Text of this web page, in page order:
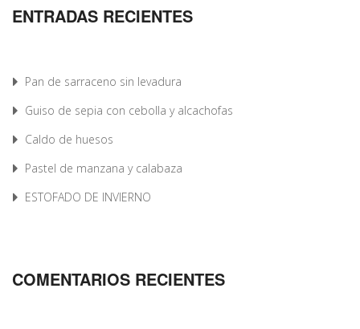
ENTRADAS RECIENTES
Pan de sarraceno sin levadura
Guiso de sepia con cebolla y alcachofas
Caldo de huesos
Pastel de manzana y calabaza
ESTOFADO DE INVIERNO
COMENTARIOS RECIENTES